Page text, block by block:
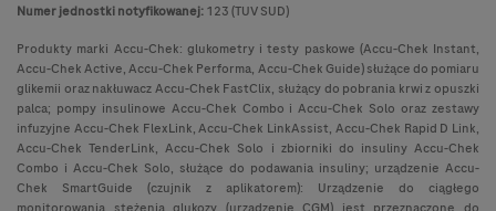
Numer jednostki notyfikowanej:123 (TUV SUD)
Produkty marki Accu-Chek: glukometry i testy paskowe (Accu-Chek Instant,
Accu-Chek Active, Accu-Chek Performa, Accu-Chek Guide) służące do pomiaru
glikemii oraz nakłuwacz Accu-Chek FastClix, służący do pobrania krwi z opuszki
palca; pompy insulinowe Accu-Chek Combo i Accu-Chek Solo oraz zestawy
infuzyjne Accu-Chek FlexLink, Accu-Chek LinkAssist, Accu-Chek Rapid D Link,
Accu-Chek TenderLink, Accu-Chek Solo i zbiorniki do insuliny Accu-Chek
Combo i Accu-Chek Solo, służące do podawania insuliny; urządzenie Accu-
Chek SmartGuide (czujnik z aplikatorem): Urządzenie do ciągłego